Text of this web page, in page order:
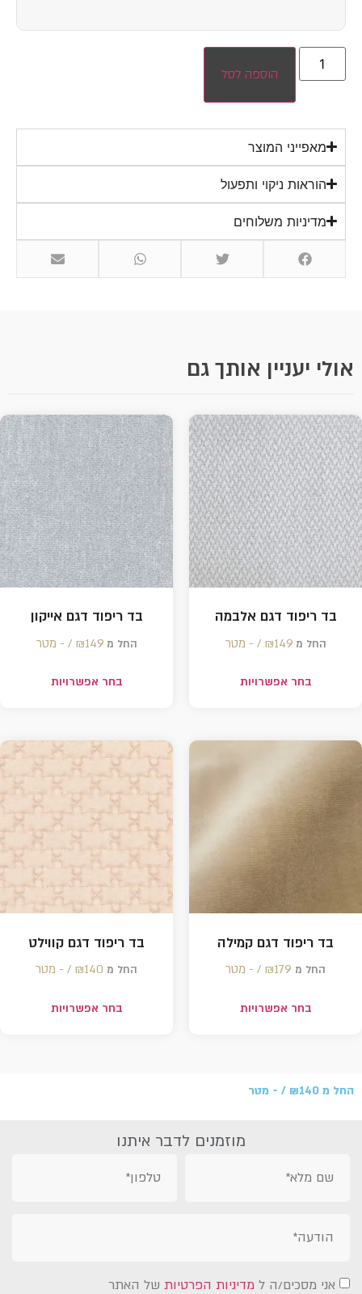
הוספה לסל
מאפייני המוצר
הוראות ניקוי ותפעול
מדיניות משלוחים
אולי יעניין אותך גם
בד ריפוד דגם אלבמה
החל מ ₪149 /‏‏‎ ‎- מטר
בחר אפשרויות
בד ריפוד דגם אייקון
החל מ ₪149 /‏‏‎ ‎- מטר
בחר אפשרויות
בד ריפוד דגם קמילה
החל מ ₪179 /‏‏‎ ‎- מטר
בחר אפשרויות
בד ריפוד דגם קווילט
החל מ ₪140 /‏‏‎ ‎- מטר
בחר אפשרויות
החל מ ₪140 /‏‏‎ ‎- מטר
מוזמנים לדבר איתנו
אני מסכים/ה ל מדיניות הפרטיות של האתר